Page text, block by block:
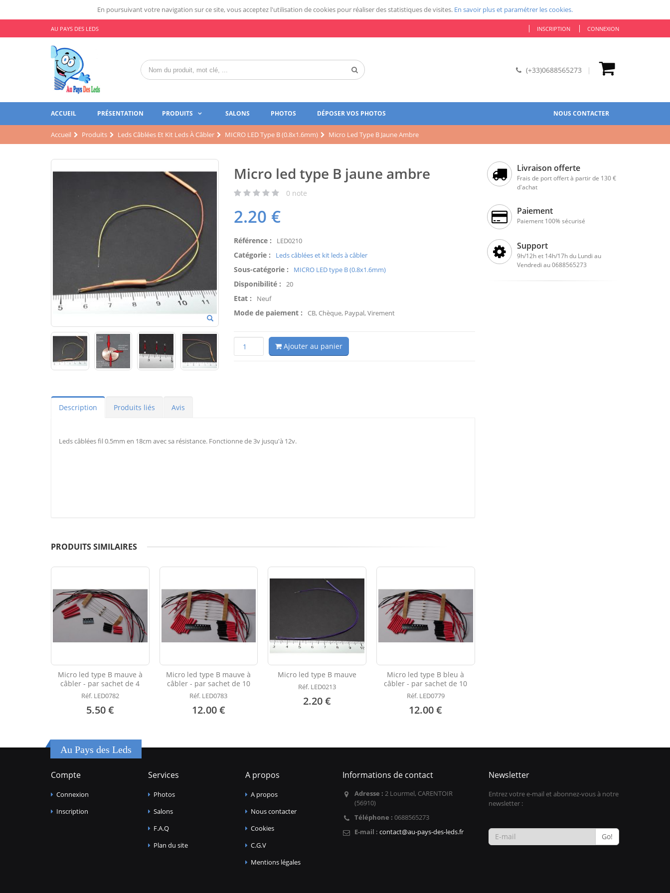
En poursuivant votre navigation sur ce site, vous acceptez l'utilisation de cookies pour réaliser des statistiques de visites. En savoir plus et paramétrer les cookies.
AU PAYS DES LEDS INSCRIPTION CONNEXION
(+33)0688565273
ACCUEIL PRÉSENTATION PRODUITS SALONS PHOTOS DÉPOSER VOS PHOTOS NOUS CONTACTER
Accueil Produits Leds Câblées Et Kit Leds À Câbler MICRO LED Type B (0.8x1.6mm) Micro Led Type B Jaune Ambre
Micro led type B jaune ambre
0 note
2.20 €
Référence : LED0210
Catégorie : Leds câblées et kit leds à câbler
Sous-catégorie : MICRO LED type B (0.8x1.6mm)
Disponibilité : 20
Etat : Neuf
Mode de paiement : CB, Chèque, Paypal, Virement
Ajouter au panier
Description Produits liés Avis
Leds câblées fil 0.5mm en 18cm avec sa résistance. Fonctionne de 3v jusqu'à 12v.
PRODUITS SIMILAIRES
Micro led type B mauve à
câbler - par sachet de 4
Réf. LED0782
5.50 €
Micro led type B mauve à
câbler - par sachet de 10
Réf. LED0783
12.00 €
Micro led type B mauve
Réf. LED0213
2.20 €
Micro led type B bleu à
câbler - par sachet de 10
Réf. LED0779
12.00 €
Livraison offerte
Frais de port offert à partir de 130 €
d'achat
Paiement
Paiement 100% sécurisé
Support
9h/12h et 14h/17h du Lundi au
Vendredi au 0688565273
Au Pays des Leds
Compte
Connexion
Inscription
Services
Photos
Salons
F.A.Q
Plan du site
A propos
A propos
Nous contacter
Cookies
C.G.V
Mentions légales
Informations de contact
Adresse : 2 Lourmel, CARENTOIR
(56910)
Téléphone : 0688565273
E-mail : contact@au-pays-des-leds.fr
Newsletter
Entrez votre e-mail et abonnez-vous à notre
newsletter :
Go!